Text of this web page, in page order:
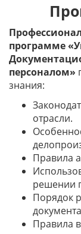
программе
персоналом»
знания:
отрасли.
Правила
решении
Порядок
Правила